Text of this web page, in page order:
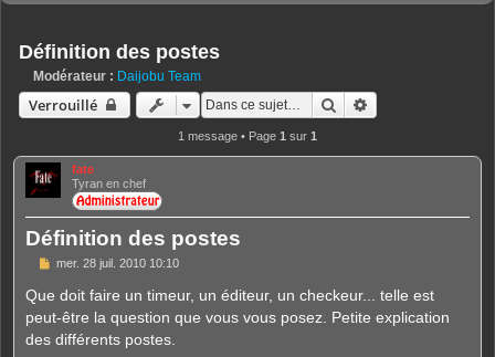
Définition des postes
Modérateur : Daijobu Team
Verrouillé Rechercher
1 message • Page 1 sur 1
fate
Tyran en chef
Définition des postes
M
s
a
e
mer. 28 juil. 2010 10:10
Que doit faire un timeur, un éditeur, un checkeur... telle est
peut-être la question que vous vous posez. Petite explication
des différents postes.